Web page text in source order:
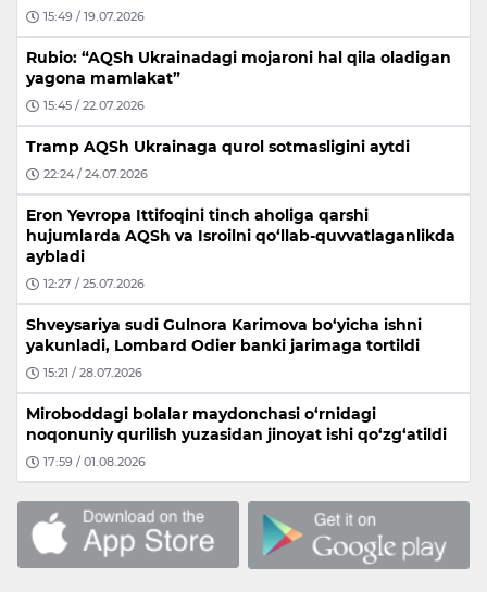
15:49 / 19.07.2026
Rubio: “AQSh Ukrainadagi mojaroni hal qila oladigan
yagona mamlakat”
15:45 / 22.07.2026
Tramp AQSh Ukrainaga qurol sotmasligini aytdi
22:24 / 24.07.2026
Eron Yevropa Ittifoqini tinch aholiga qarshi
hujumlarda AQSh va Isroilni qo‘llab-quvvatlaganlikda
aybladi
12:27 / 25.07.2026
Shveysariya sudi Gulnora Karimova bo‘yicha ishni
yakunladi, Lombard Odier banki jarimaga tortildi
15:21 / 28.07.2026
Miroboddagi bolalar maydonchasi o‘rnidagi
noqonuniy qurilish yuzasidan jinoyat ishi qo‘zg‘atildi
17:59 / 01.08.2026